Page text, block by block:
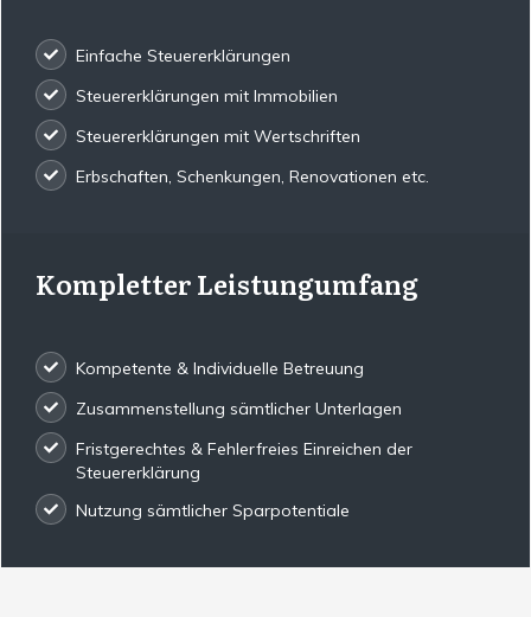
Einfache Steuererklärungen
Steuererklärungen mit Immobilien
Steuererklärungen mit Wertschriften
Erbschaften, Schenkungen, Renovationen etc.
Kompletter Leistungumfang
Kompetente & Individuelle Betreuung
Zusammenstellung sämtlicher Unterlagen
Fristgerechtes & Fehlerfreies Einreichen der
Steuererklärung
Nutzung sämtlicher Sparpotentiale